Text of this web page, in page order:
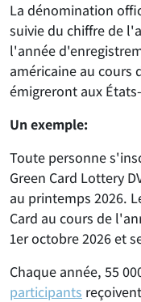
La dénomination
suivie du chiffre de
l'année
américaine au cours
émigreront aux
Un exemple:
Toute personne
Green Card Lottery
au printemps 2026.
Card au cours de
1er octobre 2026 et
Chaque année, 55
participants